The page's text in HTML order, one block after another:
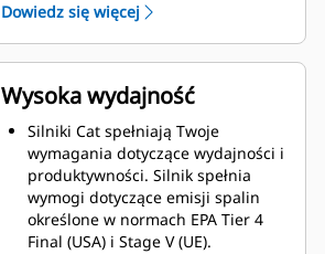
celu aktywacji należy skontaktować
się z dealerem Cat, aby zakupić
wymagane licencje na
oprogramowanie 3D. Licencje
mogą być instalowane zdalnie lub
ręcznie ładowane na urządzenie.
Dowiedz się więcej
Wysoka wydajność
Silniki Cat spełniają Twoje
wymagania dotyczące wydajności i
produktywności. Silnik spełnia
wymogi dotyczące emisji spalin
określone w normach EPA Tier 4
Final (USA) i Stage V (UE).